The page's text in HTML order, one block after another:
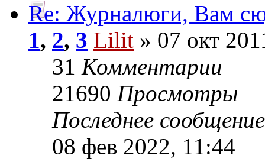
Re: Журналюги, Вам
1, 2, 3 Lilit » 07 окт
31 Комментарии
21690 Просмотры
Последнее
08 фев 2022, 11:44